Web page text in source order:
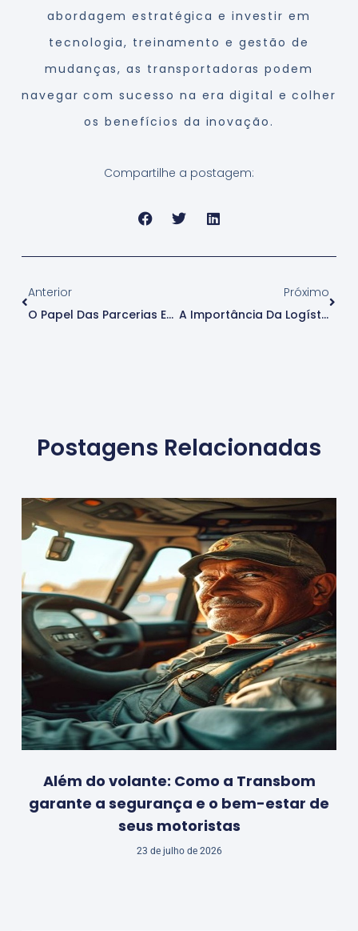
abordagem estratégica e investir em
tecnologia, treinamento e gestão de
mudanças, as transportadoras podem
navegar com sucesso na era digital e colher
os benefícios da inovação.
Compartilhe a postagem:
Anterior
O Papel Das Parcerias Estratégicas Na Expansão Das Transportadoras
Próximo
A Importância Da Logística Reversa Para As Transportadoras
Postagens Relacionadas
Além do volante: Como a Transbom
garante a segurança e o bem-estar de
seus motoristas
23 de julho de 2026